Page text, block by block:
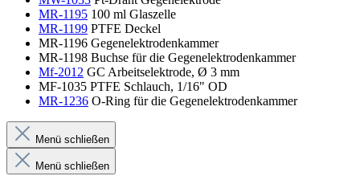
MR-1195 100 ml Glaszelle
MR-1199 PTFE Deckel
MR-1196 Gegenelektrodenkammer
MR-1198 Buchse für die Gegenelektrodenkammer
Mf-2012 GC Arbeitselektrode, Ø 3 mm
MF-1035 PTFE Schlauch, 1/16" OD
MR-1236 O-Ring für die Gegenelektrodenkammer
Menü schließen
Menü schließen